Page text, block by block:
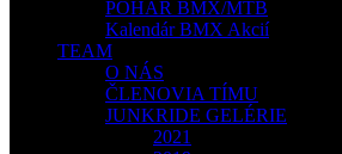
POHÁR BMX/MTB
Kalendár BMX Akcií
TEAM
O NÁS
ČLENOVIA TÍMU
JUNKRIDE GELÉRIE
2021